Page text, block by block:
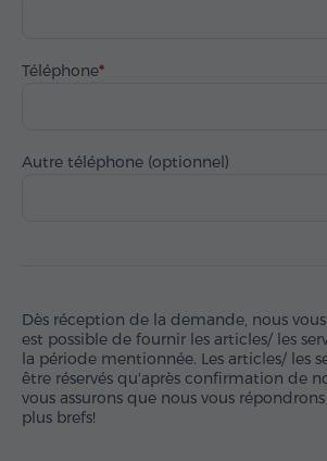
Téléphone
Autre téléphone (optionnel)
Dès réception de la demande, nous
est possible de fournir les articles/ les
la période mentionnée. Les articles/ les
être réservés qu'après confirmation de
vous assurons que nous vous
plus brefs!